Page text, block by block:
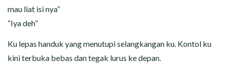
mau liat isi nya”
“Iya deh”
Ku lepas handuk yang menutupi selangkangan ku. Kontol ku
kini terbuka bebas dan tegak lurus ke depan.